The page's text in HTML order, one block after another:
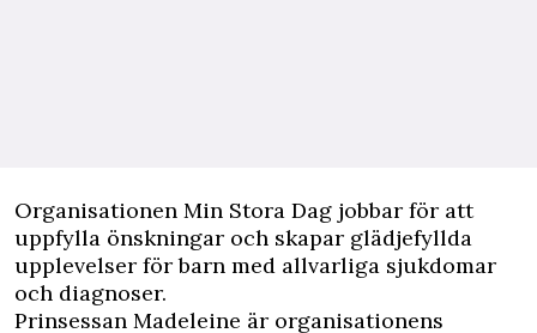
Organisationen Min Stora Dag jobbar för att
uppfylla önskningar och skapar glädjefyllda
upplevelser för barn med allvarliga sjukdomar
och diagnoser.
Prinsessan Madeleine är organisationens